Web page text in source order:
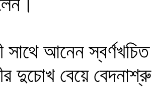
সাথে আনেন
দুচোখ বেয়ে